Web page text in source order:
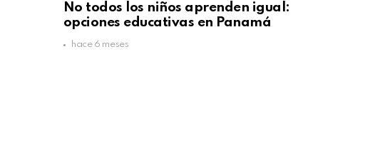
No todos los niños aprenden igual:
opciones educativas en Panamá
hace 6 meses